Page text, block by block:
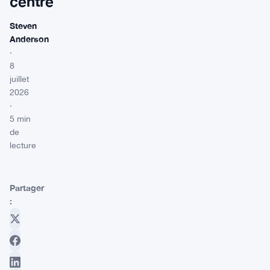
Steven
Anderson
·
8
juillet
2026
·
5 min
de
lecture
Partager
: